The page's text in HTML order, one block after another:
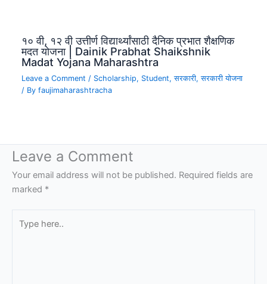
१० वी, १२ वी उत्तीर्ण विद्यार्थ्यांसाठी दैनिक प्रभात शैक्षणिक
मदत योजना | Dainik Prabhat Shaikshnik
Madat Yojana Maharashtra
Leave a Comment / Scholarship, Student,सरकारी,सरकारी योजना
/ Byfaujimaharashtracha
Leave a Comment
Your email address will not be published. Required fields are
marked *
here..